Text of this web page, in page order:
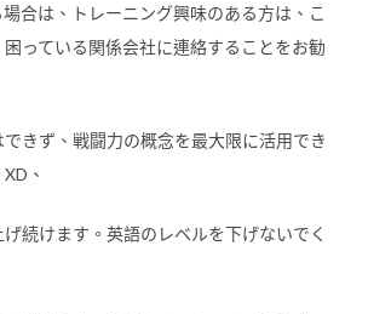
合は、トレーニング興味のある方は、こ
っている関係会社に連絡することをお勧
きず、戦闘力の概念を最大限に活用でき
、
続けます。英語のレベルを下げないでく